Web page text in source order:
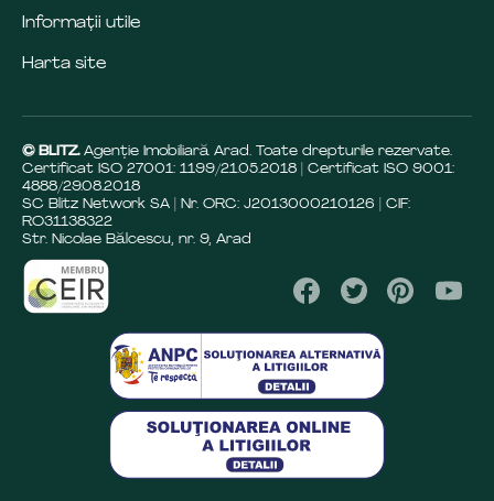
Informații utile
Harta site
© BLITZ. Agenție Imobiliară Arad. Toate drepturile rezervate.
Certificat ISO 27001: 1199/21.05.2018 | Certificat ISO 9001:
4888/29.08.2018
SC Blitz Network SA | Nr. ORC: J2013000210126 | CIF:
RO31138322
Str. Nicolae Bălcescu, nr. 9, Arad